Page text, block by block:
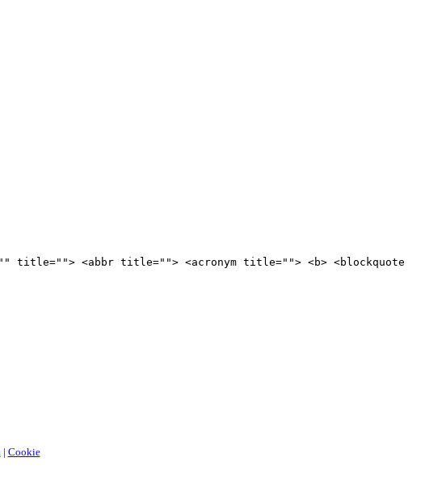
title=""> <abbr title=""> <acronym title=""> <b> <blockquote
| Cookie